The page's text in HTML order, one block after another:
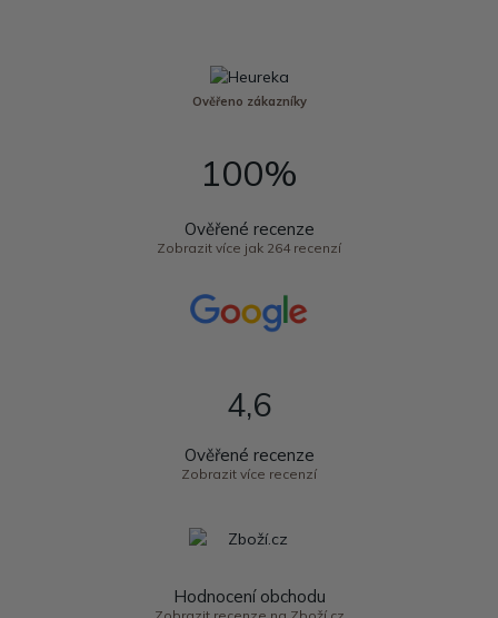
Ověřeno zákazníky
100%
Ověřené recenze
Zobrazit více jak 264 recenzí
4,6
Ověřené recenze
Zobrazit více recenzí
Hodnocení obchodu